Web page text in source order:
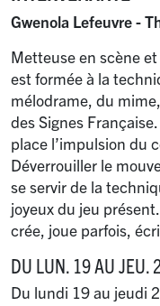
Gwenola Lefeuvre -
Metteuse en scène
est formée à la
mélodrame, du
des Signes
place l’impulsion du
Déverrouiller le
se servir de la
joyeux du jeu
crée, joue parfois,
DU LUN. 19 AU JEU.
Du lundi 19 au jeudi